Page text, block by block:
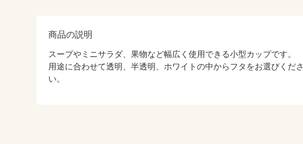
商品の説明
スープやミニサラダ、果物など幅広く使用できる小型カップです。
用途に合わせて透明、半透明、ホワイトの中からフタをお選びくださ
い。